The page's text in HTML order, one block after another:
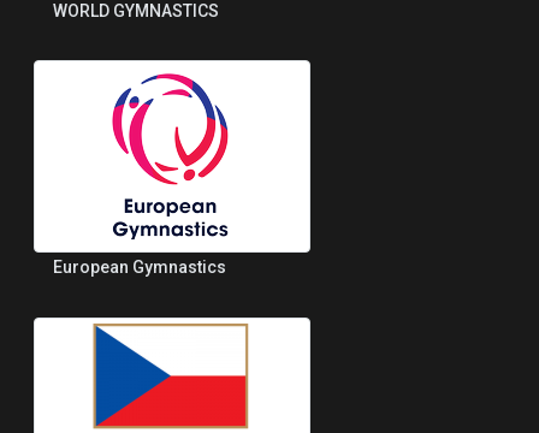
WORLD GYMNASTICS
European Gymnastics